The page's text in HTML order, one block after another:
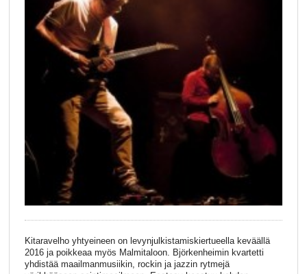
Kitaravelho yhtyeineen on levynjulkistamiskiertueella keväällä
2016 ja poikkeaa myös Malmitaloon. Björkenheimin kvartetti
yhdistää maailmanmusiikin, rockin ja jazzin rytmejä